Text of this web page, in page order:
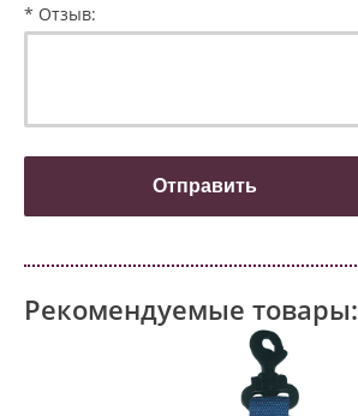
* Отзыв:
Рекомендуемые товары: